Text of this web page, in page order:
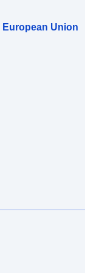
Union